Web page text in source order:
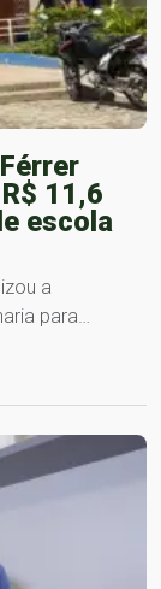
11,6
escola
a
para…